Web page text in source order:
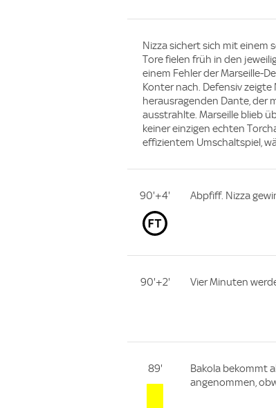
Nizza sichert sich mit einem
Tore fielen früh in den
einem Fehler der Marseille-
Konter nach. Defensiv
herausragenden Dante, der
ausstrahlte. Marseille blieb
keiner einzigen echten
effizientem Umschaltspiel,
90'+4' Abpfiff. Nizza
90'+2' Vier Minuten
89'
Bakola bekommt
angenommen,